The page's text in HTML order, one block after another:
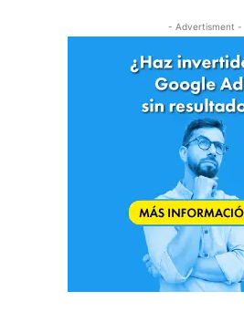
- Advertisment -